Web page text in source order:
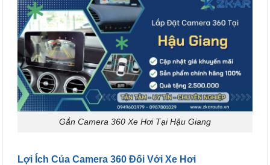
Gắn Camera 360 Xe Hơi Tại Hậu Giang
Lợi Ích Của Camera 360 Đối Với Xe Hơi